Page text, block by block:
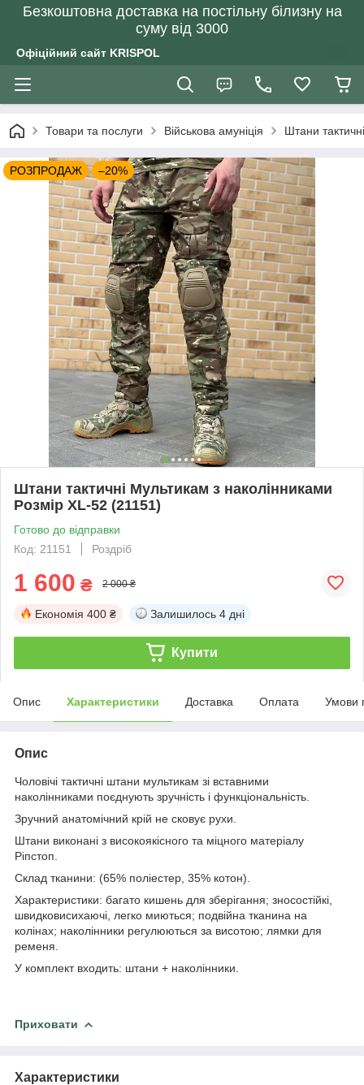
Безкоштовна доставка на постільну білизну на
суму від 3000
Офіційний сайт KRISPOL
Товари та послуги Військова амуніція Штани
РОЗПРОДАЖ –20%
Штани тактичні Мультикам з наколінниками
Розмір XL-52 (21151)
Готово до відправки
Код: 21151
Роздріб
1 600 ₴ 2 000 ₴
Економія 400 ₴ Залишилось 4 дні
Купити
Опис Характеристики Доставка Оплата Умови
Опис
Чоловічі тактичні штани мультикам зі вставними
наколінниками поєднують зручність і функціональність.
Зручний анатомічний крій не сковує рухи.
Штани виконані з високоякісного та міцного матеріалу
Ріпстоп.
Склад тканини: (65% поліестер, 35% котон).
Характеристики: багато кишень для зберігання; зносостійкі,
швидковисихаючі, легко миються; подвійна тканина на
колінах; наколінники регулюються за висотою; лямки для
ременя.
У комплект входить: штани + наколінники.
Приховати
Характеристики